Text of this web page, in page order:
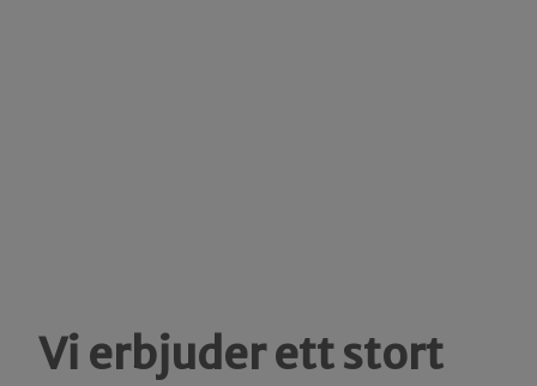
Vi erbjuder ett stort